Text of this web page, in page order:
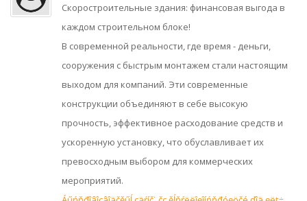
Скоростроительные здания: финансовая выгода в
каждом строительном блоке!
В современной реальности, где время - деньги,
сооружения с быстрым монтажем стали настоящим
выходом для компаний. Эти современные
конструкции объединяют в себе высокую
прочность, эффективное расходование средств и
ускоренную установку, что обуславливает их
превосходным выбором для коммерческих
мероприятий.